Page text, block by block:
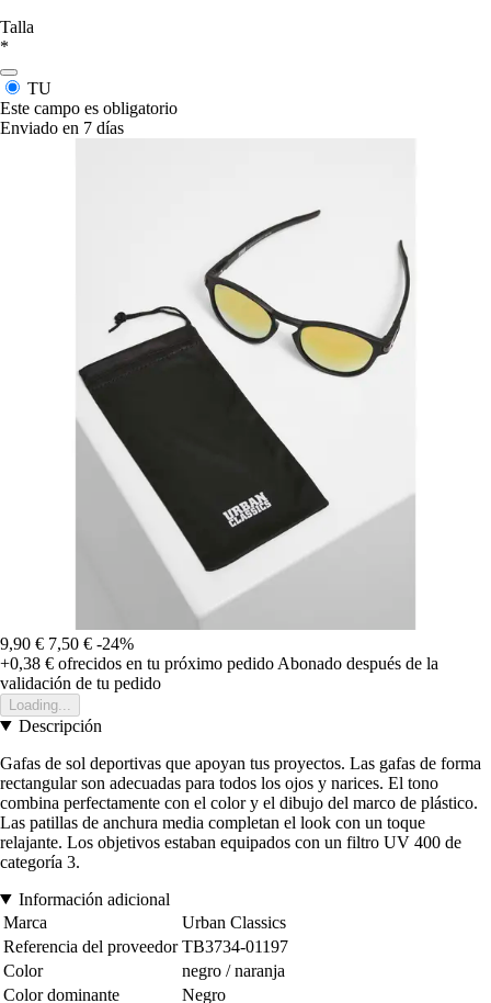
Talla
*
TU
Este campo es obligatorio
Enviado en 7 días
9,90 € 7,50 € -24%
+0,38 € ofrecidos en tu próximo pedido Abonado después de la
validación de tu pedido
Loading...
Descripción
Gafas de sol deportivas que apoyan tus proyectos. Las gafas de forma
rectangular son adecuadas para todos los ojos y narices. El tono
combina perfectamente con el color y el dibujo del marco de plástico.
Las patillas de anchura media completan el look con un toque
relajante. Los objetivos estaban equipados con un filtro UV 400 de
categoría 3.
Información adicional
Marca
Urban Classics
Referencia del proveedor TB3734-01197
Color
negro / naranja
Color dominante
Negro